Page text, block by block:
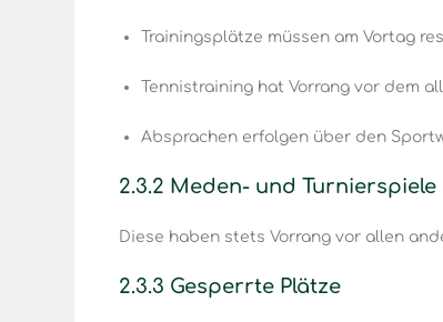
Trainingsplätze müssen am Vortag
Tennistraining hat Vorrang vor dem
Absprachen erfolgen über den
2.3.2 Meden- und Turnierspiele
Diese haben stets Vorrang vor allen
2.3.3 Gesperrte Plätze